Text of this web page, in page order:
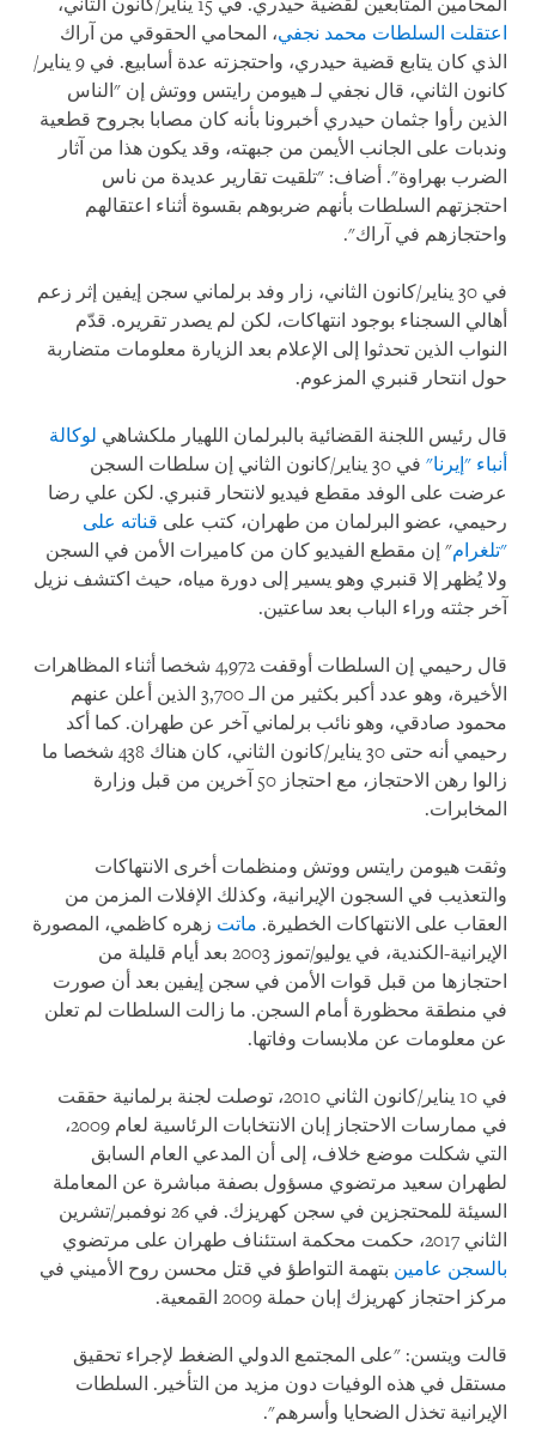
المحامين المتابعين لقضية حيدري. في 15 يناير/كانون الثاني،
اعتقلت السلطات محمد نجفي، المحامي الحقوقي من آراك
الذي كان يتابع قضية حيدري، واحتجزته عدة أسابيع. في 9 يناير/
كانون الثاني، قال نجفي لـ هيومن رايتس ووتش إن "الناس
الذين رأوا جثمان حيدري أخبرونا بأنه كان مصابا بجروح قطعية
وندبات على الجانب الأيمن من جبهته، وقد يكون هذا من آثار
الضرب بهراوة". أضاف: "تلقيت تقارير عديدة من ناس
احتجزتهم السلطات بأنهم ضربوهم بقسوة أثناء اعتقالهم
واحتجازهم في آراك".
في 30 يناير/كانون الثاني، زار وفد برلماني سجن إيفين إثر زعم
أهالي السجناء بوجود انتهاكات، لكن لم يصدر تقريره. قدّم
النواب الذين تحدثوا إلى الإعلام بعد الزيارة معلومات متضاربة
حول انتحار قنبري المزعوم.
قال رئيس اللجنة القضائية بالبرلمان اللهيار ملكشاهي لوكالة
أنباء "إيرنا"
في 30 يناير/كانون الثاني إن سلطات السجن
عرضت على الوفد مقطع فيديو لانتحار قنبري. لكن علي رضا
رحيمي، عضو البرلمان من طهران، كتب على قناته على
"تلغرام" إن مقطع الفيديو كان من كاميرات الأمن في السجن
ولا يُظهر إلا قنبري وهو يسير إلى دورة مياه، حيث اكتشف نزيل
آخر جثته وراء الباب بعد ساعتين.
قال رحيمي إن السلطات أوقفت 4,972 شخصا أثناء المظاهرات
الأخيرة، وهو عدد أكبر بكثير من الـ 3,700 الذين أعلن عنهم
محمود صادقي، وهو نائب برلماني آخر عن طهران. كما أكد
رحيمي أنه حتى 30 يناير/كانون الثاني، كان هناك 438 شخصا ما
زالوا رهن الاحتجاز، مع احتجاز 50 آخرين من قبل وزارة
المخابرات.
وثقت هيومن رايتس ووتش ومنظمات أخرى الانتهاكات
والتعذيب في السجون الإيرانية، وكذلك الإفلات المزمن من
العقاب على الانتهاكات الخطيرة. ماتت زهره كاظمي، المصورة
الإيرانية-الكندية، في يوليو/تموز 2003 بعد أيام قليلة من
احتجازها من قبل قوات الأمن في سجن إيفين بعد أن صورت
في منطقة محظورة أمام السجن. ما زالت السلطات لم تعلن
عن معلومات عن ملابسات وفاتها.
في 10 يناير/كانون الثاني 2010، توصلت لجنة برلمانية حققت
في ممارسات الاحتجاز إبان الانتخابات الرئاسية لعام 2009،
التي شكلت موضع خلاف، إلى أن المدعي العام السابق
لطهران سعيد مرتضوي مسؤول بصفة مباشرة عن المعاملة
السيئة للمحتجزين في سجن كهريزك. في 26 نوفمبر/تشرين
الثاني 2017، حكمت محكمة استئناف طهران على مرتضوي
بالسجن عامين بتهمة التواطؤ في قتل محسن روح الأميني في
مركز احتجاز كهريزك إبان حملة 2009 القمعية.
قالت ويتسن: "على المجتمع الدولي الضغط لإجراء تحقيق
مستقل في هذه الوفيات دون مزيد من التأخير. السلطات
الإيرانية تخذل الضحايا وأسرهم".